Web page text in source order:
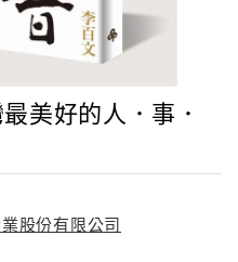
美好的人．事．
股份有限公司